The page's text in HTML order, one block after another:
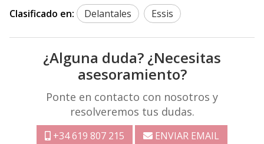
Clasificado en: Delantales Essis
¿Alguna duda? ¿Necesitas
asesoramiento?
Ponte en contacto con nosotros y
resolveremos tus dudas.
+34 619 807 215 ENVIAR EMAIL